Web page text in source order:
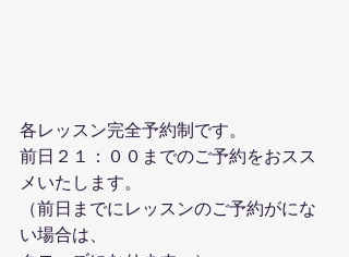
各レッスン完全予約制です。
前日２１：００までのご予約をおスス
メいたします。
（前日までにレッスンのご予約がにな
い場合は、